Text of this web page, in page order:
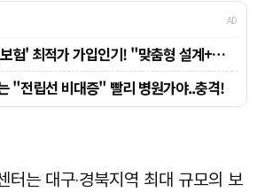
터는 대구‧경북지역 최대 규모의 보